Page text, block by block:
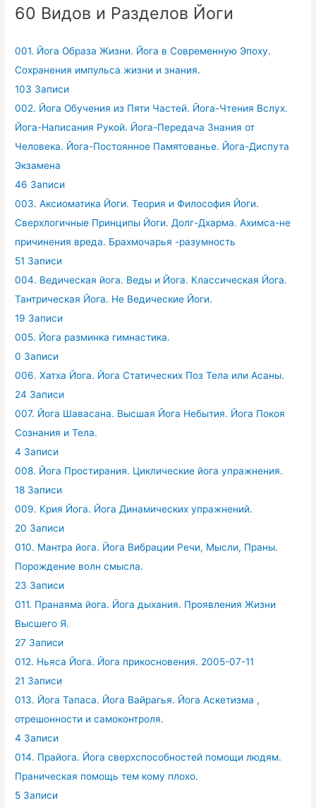
60 Видов и Разделов Йоги
001. Йога Образа Жизни. Йога в Современную Эпоху.
Сохранения импульса жизни и знания.
103 Записи
002. Йога Обучения из Пяти Частей. Йога-Чтения Вслух.
Йога-Написания Рукой. Йога-Передача Знания от
Человека. Йога-Постоянное Памятованье. Йога-Диспута
Экзамена
46 Записи
003. Аксиоматика Йоги. Теория и Философия Йоги.
Сверхлогичные Принципы Йоги. Долг-Дхарма. Ахимса-не
причинения вреда. Брахмочарья -разумность
51 Записи
004. Ведическая йога. Веды и Йога. Классическая Йога.
Тантрическая Йога. Не Ведические Йоги.
19 Записи
005. Йога разминка гимнастика.
0 Записи
006. Хатха Йога. Йога Статических Поз Тела или Асаны.
24 Записи
007. Йога Шавасана. Высшая Йога Небытия. Йога Покоя
Сознания и Тела.
4 Записи
008. Йога Простирания. Циклические йога упражнения.
18 Записи
009. Крия Йога. Йога Динамических упражнений.
20 Записи
010. Мантра йога. Йога Вибрации Речи, Мысли, Праны.
Порождение волн смысла.
23 Записи
011. Пранаяма йога. Йога дыхания. Проявления Жизни
Высшего Я.
27 Записи
012. Ньяса Йога. Йога прикосновения. 2005-07-11
21 Записи
013. Йога Тапаса. Йога Вайрагья. Йога Аскетизма ,
отрешонности и самоконтроля.
4 Записи
014. Прайога. Йога сверхспособностей помощи людям.
Праническая помощь тем кому плохо.
5 Записи